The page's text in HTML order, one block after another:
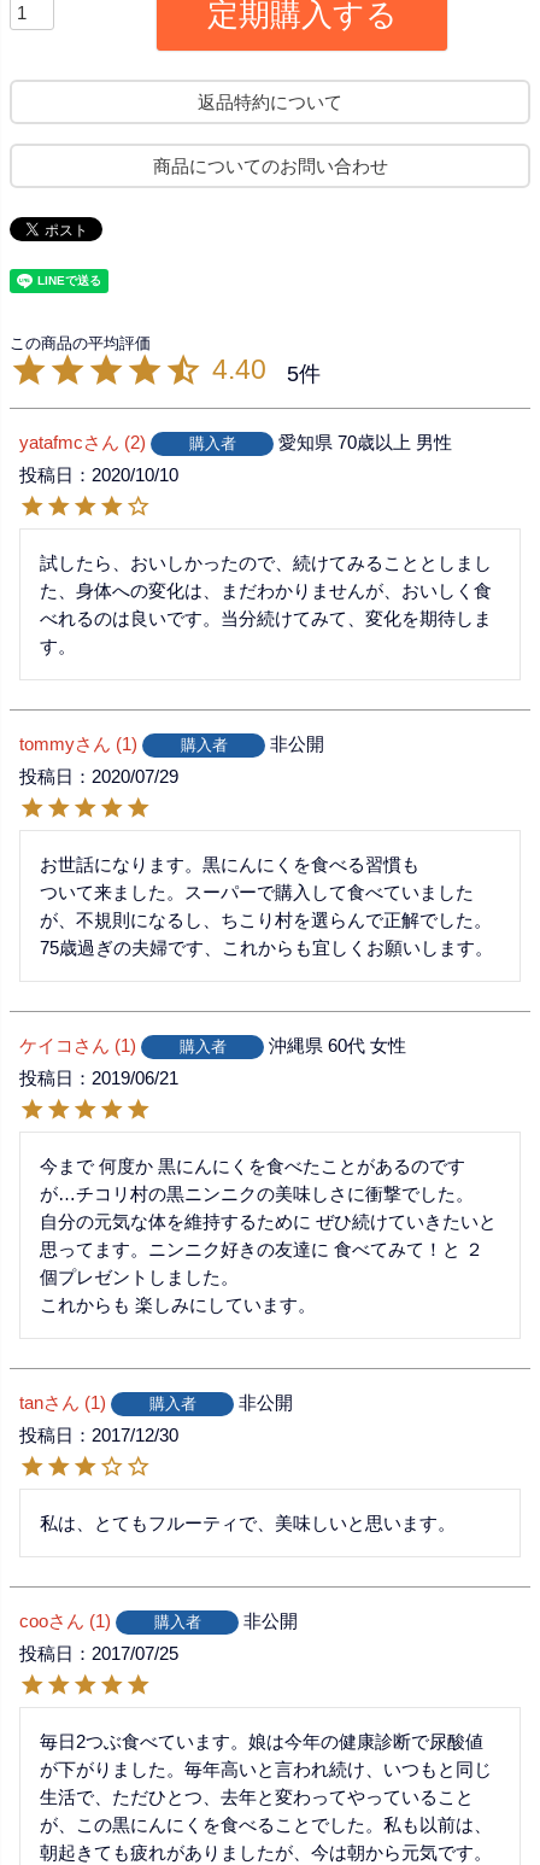
定期購入する
返品特約について
商品についてのお問い合わせ
4.40 5
yatafmc 2 購入者 愛知県 70歳以上 男性
投稿日
2020/10/10
試したら、おいしかったので、続けてみることとしまし
た、身体への変化は、まだわかりませんが、おいしく食
べれるのは良いです。当分続けてみて、変化を期待しま
す。
tommy 1 購入者
非公開
投稿日
2020/07/29
お世話になります。黒にんにくを食べる習慣も
ついて来ました。スーパーで購入して食べていました
が、不規則になるし、ちこり村を選らんで正解でした。
75歳過ぎの夫婦です、これからも宜しくお願いします。
ケイコ 1 購入者 沖縄県 60代 女性
投稿日
2019/06/21
今まで 何度か 黒にんにくを食べたことがあるのです
が…チコリ村の黒ニンニクの美味しさに衝撃でした。
自分の元気な体を維持するために ぜひ続けていきたいと
思ってます。ニンニク好きの友達に 食べてみて！と ２
個プレゼントしました。
これからも 楽しみにしています。
tan 1 購入者
非公開
投稿日
2017/12/30
coo 1 購入者
非公開
投稿日
2017/07/25
毎日2つぶ食べています。娘は今年の健康診断で尿酸値
が下がりました。毎年高いと言われ続け、いつもと同じ
生活で、ただひとつ、去年と変わってやっていること
が、この黒にんにくを食べることでした。私も以前は、
朝起きても疲れがありましたが、今は朝から元気です。